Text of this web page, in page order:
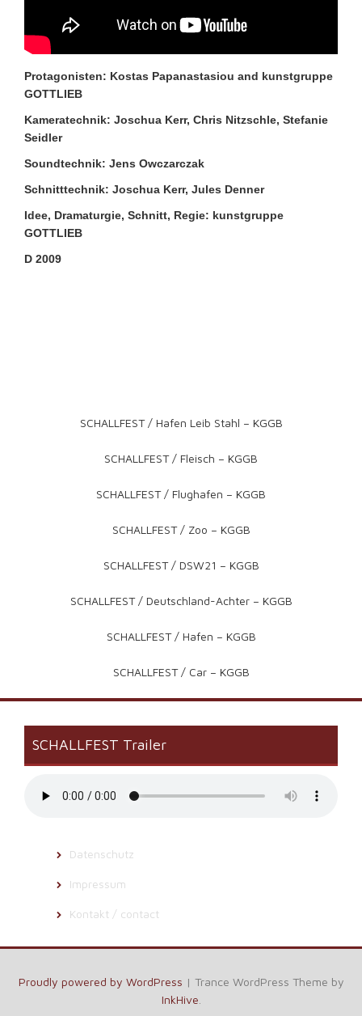
Protagonisten: Kostas Papanastasiou and kunstgruppe
GOTTLIEB
Kameratechnik: Joschua Kerr, Chris Nitzschle, Stefanie
Seidler
Soundtechnik: Jens Owczarczak
Schnitttechnik: Joschua Kerr, Jules Denner
Idee, Dramaturgie, Schnitt, Regie: kunstgruppe
GOTTLIEB
D 2009
SCHALLFEST / Hafen Leib Stahl – KGGB
SCHALLFEST / Fleisch – KGGB
SCHALLFEST / Flughafen – KGGB
SCHALLFEST / Zoo – KGGB
SCHALLFEST / DSW21 – KGGB
SCHALLFEST / Deutschland-Achter – KGGB
SCHALLFEST / Hafen – KGGB
SCHALLFEST / Car – KGGB
SCHALLFEST Trailer
Datenschutz
Impressum
Kontakt / contact
Proudly powered by WordPress | Trance WordPress Theme by
InkHive